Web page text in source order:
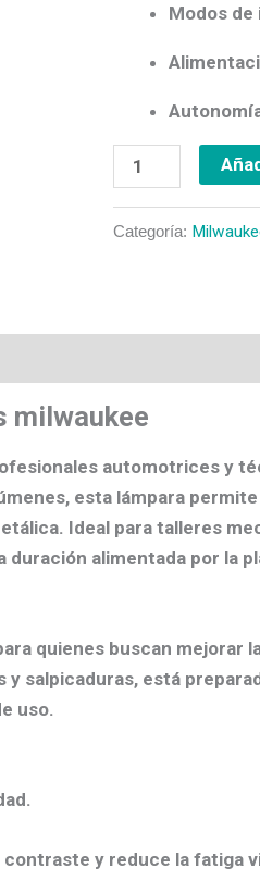
Modos de
Categoría:
milwaukee
automotrices y
esta lámpara
Ideal para talleres
alimentada por la
quienes buscan mejorar
salpicaduras, está
uso.
y reduce la fatiga